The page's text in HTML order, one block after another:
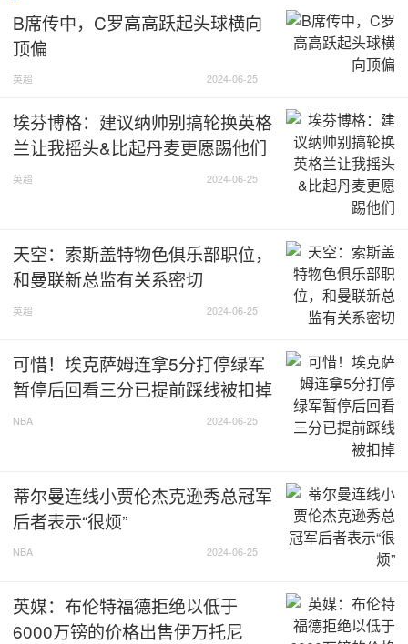
B席传中，C罗高高跃起头球横向
顶偏
英超 2024-06-25
埃芬博格：建议纳帅别搞轮换英格
兰让我摇头&比起丹麦更愿踢他们
英超 2024-06-25
天空：索斯盖特物色俱乐部职位，
和曼联新总监有关系密切
英超 2024-06-25
可惜！埃克萨姆连拿5分打停绿军
暂停后回看三分已提前踩线被扣掉
NBA 2024-06-25
蒂尔曼连线小贾伦杰克逊秀总冠军
后者表示“很烦”
NBA 2024-06-25
英媒：布伦特福德拒绝以低于
6000万镑的价格出售伊万托尼